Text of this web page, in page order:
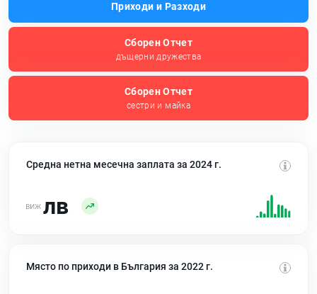
Приходи и Разходи
Сборен Отчет
дъщерни дружества
Сборен Отчет
сестри и майка
Средна нетна месечна заплата за 2024 г.
лв
Място по приходи в България за 2022 г.